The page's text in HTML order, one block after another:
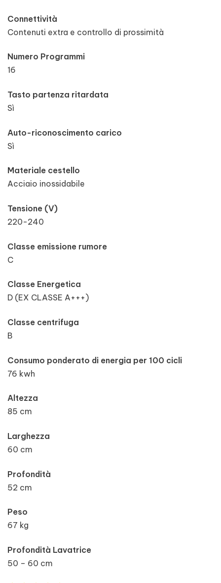
Connettività
Contenuti extra e controllo di prossimità
Numero Programmi
16
Tasto partenza ritardata
Sì
Auto-riconoscimento carico
Sì
Materiale cestello
Acciaio inossidabile
Tensione (V)
220-240
Classe emissione rumore
C
Classe Energetica
D (EX CLASSE A+++)
Classe centrifuga
B
Consumo ponderato di energia per 100 cicli
76 kwh
Altezza
85 cm
Larghezza
60 cm
Profondità
52 cm
Peso
67 kg
Profondità Lavatrice
50 – 60 cm